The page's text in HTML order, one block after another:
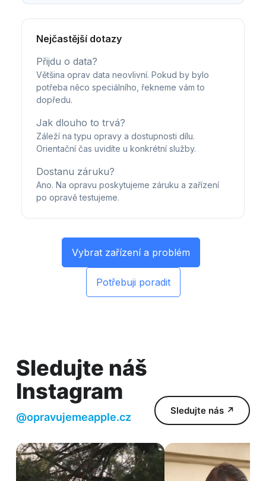
Nejčastější dotazy
Přijdu o data?
Většina oprav data neovlivní. Pokud by bylo
potřeba něco speciálního, řekneme vám to
dopředu.
Jak dlouho to trvá?
Záleží na typu opravy a dostupnosti dílu.
Orientační čas uvidíte u konkrétní služby.
Dostanu záruku?
Ano. Na opravu poskytujeme záruku a zařízení
po opravě testujeme.
Vybrat zařízení a problém
Potřebuji poradit
Sledujte náš
Instagram
@opravujemeapple.cz
Sledujte nás ↗